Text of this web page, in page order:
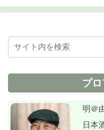
プ
明＠
日本